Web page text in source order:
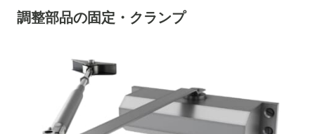
調整部品の固定・クランプ